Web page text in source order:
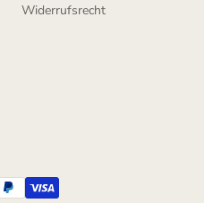
Widerrufsrecht